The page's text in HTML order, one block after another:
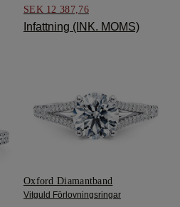
SEK 12 387,76
Infattning (INK. MOMS)
Oxford Diamantband
Vitguld Förlovningsringar